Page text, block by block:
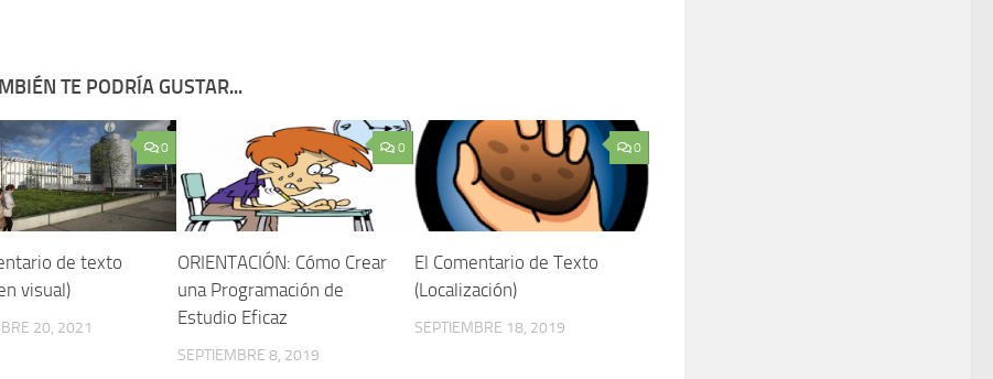
TE PODRÍA GUSTAR...
0
de texto
visual)
20, 2021
0
ORIENTACIÓN: Cómo Crear
una Programación de
Estudio Eficaz
SEPTIEMBRE 8, 2019
0
El Comentario de Texto
(Localización)
SEPTIEMBRE 18, 2019